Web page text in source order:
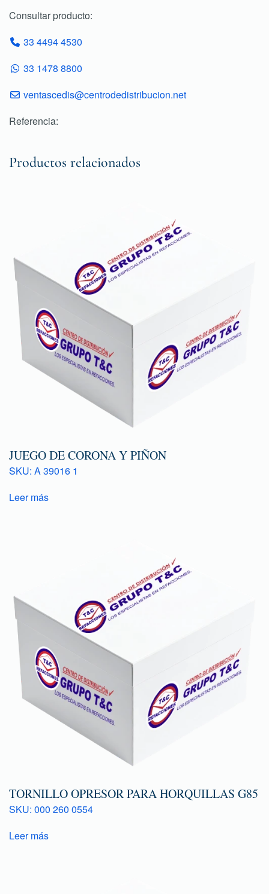
Consultar producto:
33 4494 4530
33 1478 8800
ventascedis@centrodedistribucion.net
Referencia:
Productos relacionados
JUEGO DE CORONA Y PIÑON
SKU: A 39016 1
Leer más
TORNILLO OPRESOR PARA HORQUILLAS G85
SKU: 000 260 0554
Leer más